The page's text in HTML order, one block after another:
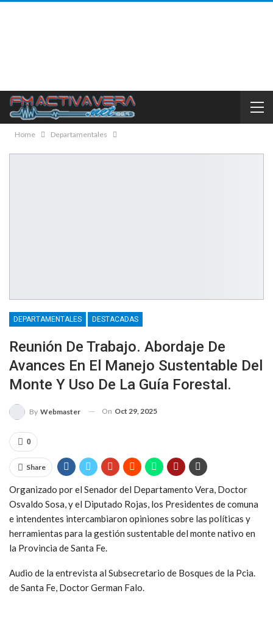
Home Departamentales
DEPARTAMENTALES DESTACADAS
Reunión De Trabajo. Abordaje De
Avances En El Manejo Sustentable Del
Monte Y Uso De La Guía Forestal.
By Webmaster On Oct 29, 2025
0
Share
Organizado por el Senador del Departamento Vera, Doctor
Osvaldo Sosa, y el Diputado Rojas, los Presidentes de comuna
e intendentes intercambiaron opiniones sobre las políticas y
herramientas para la gestión sustentable del monte nativo en
la Provincia de Santa Fe.
Audio de la entrevista al Subsecretario de Bosques de la Pcia.
de Santa Fe, Doctor German Falo.